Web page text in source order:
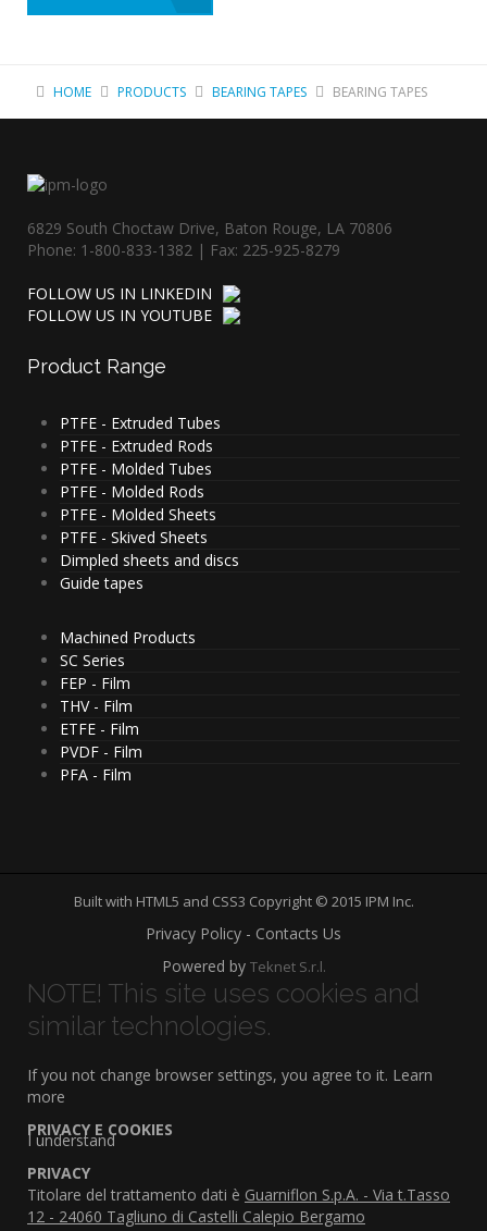
HOME PRODUCTS BEARING TAPES BEARING TAPES
6829 South Choctaw Drive, Baton Rouge, LA 70806
Phone: 1-800-833-1382 | Fax: 225-925-8279
FOLLOW US IN LINKEDIN
FOLLOW US IN YOUTUBE
Product Range
PTFE - Extruded Tubes
PTFE - Extruded Rods
PTFE - Molded Tubes
PTFE - Molded Rods
PTFE - Molded Sheets
PTFE - Skived Sheets
Dimpled sheets and discs
Guide tapes
Machined Products
SC Series
FEP - Film
THV - Film
ETFE - Film
PVDF - Film
PFA - Film
Built with HTML5 and CSS3 Copyright © 2015 IPM Inc.
Privacy Policy - Contacts Us
Powered by Teknet S.r.l.
NOTE! This site uses cookies and
similar technologies.
If you not change browser settings, you agree to it. Learn
more
I understand
PRIVACY E COOKIES
PRIVACY
Titolare del trattamento dati è Guarniflon S.p.A. - Via t.Tasso
12 - 24060 Tagliuno di Castelli Calepio Bergamo